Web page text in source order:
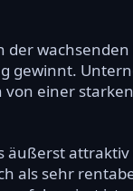
gewinnt.
einer
als sehr